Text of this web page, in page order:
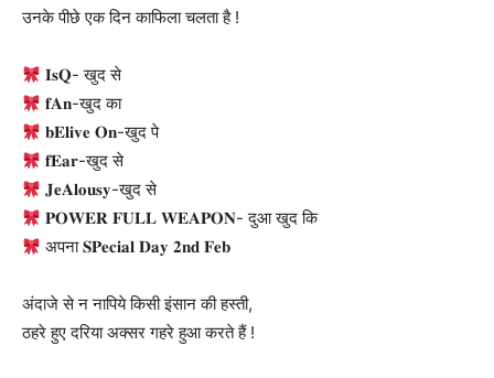
उनके पीछे एक दिन काफिला चलता है !
𝐈𝐬𝐐- खुद से
𝐟𝐀𝐧-खुद का
𝐛𝐄𝐥𝐢𝐯𝐞 𝐎𝐧-खुद पे
𝐟𝐄𝐚𝐫-खुद से
𝐉𝐞𝐀𝐥𝐨𝐮𝐬𝐲-खुद से
𝐏𝐎𝐖𝐄𝐑 𝐅𝐔𝐋𝐋 𝐖𝐄𝐀𝐏𝐎𝐍- दुआ खुद कि
अपना 𝐒𝐏𝐞𝐜𝐢𝐚𝐥 𝐃𝐚𝐲 𝟐𝐧𝐝 𝐅𝐞𝐛
अंदाजे से न नापिये किसी इंसान की हस्ती,
ठहरे हुए दरिया अक्सर गहरे हुआ करते हैं !